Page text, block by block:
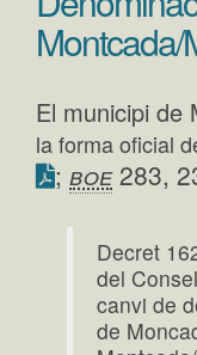
El municipi de
la forma oficial
; boe283,
Decret
del
canvi de
de